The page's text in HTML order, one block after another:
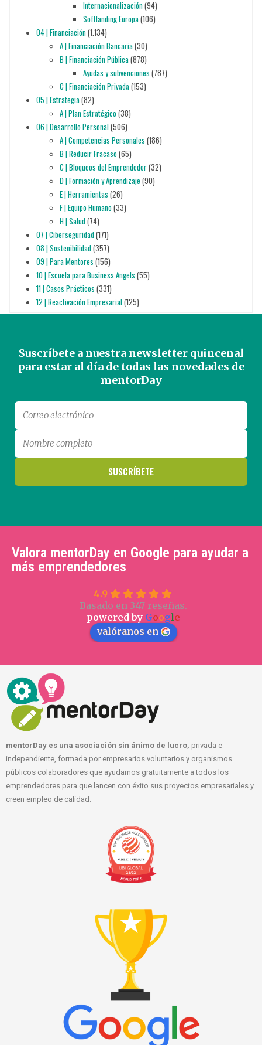
Internacionalización(94)
Softlanding Europa(106)
04 | Financiación(1.134)
A | Financiación Bancaria(30)
B | Financiación Pública(878)
Ayudas y subvenciones (787)
C | Financiación Privada(153)
05 | Estrategia(82)
A | Plan Estratégico(38)
06 | Desarrollo Personal(506)
A | Competencias Personales (186)
B | Reducir Fracaso(65)
C | Bloqueos del Emprendedor(32)
D | Formación y Aprendizaje (90)
E | Herramientas (26)
F | Equipo Humano(33)
H | Salud(74)
07 | Ciberseguridad(171)
08 | Sostenibilidad(357)
09 | Para Mentores (156)
10 | Escuela para Business Angels (55)
11 | Casos Prácticos (331)
12 | Reactivación Empresarial(125)
Suscríbete a nuestra newsletter quincenal
para estar al día de todas las novedades de
mentorDay
Valora mentorDay en Google para ayudar a
más emprendedores
4.9
Basado en 347 reseñas.
powered by Google
valóranos en
mentorDay es una asociación sin ánimo de lucro, privada e
independiente, formada por empresarios voluntarios y organismos
públicos colaboradores que ayudamos gratuitamente a todos los
emprendedores para que lancen con éxito sus proyectos empresariales y
creen empleo de calidad.